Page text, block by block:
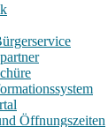
Öffnungszeiten